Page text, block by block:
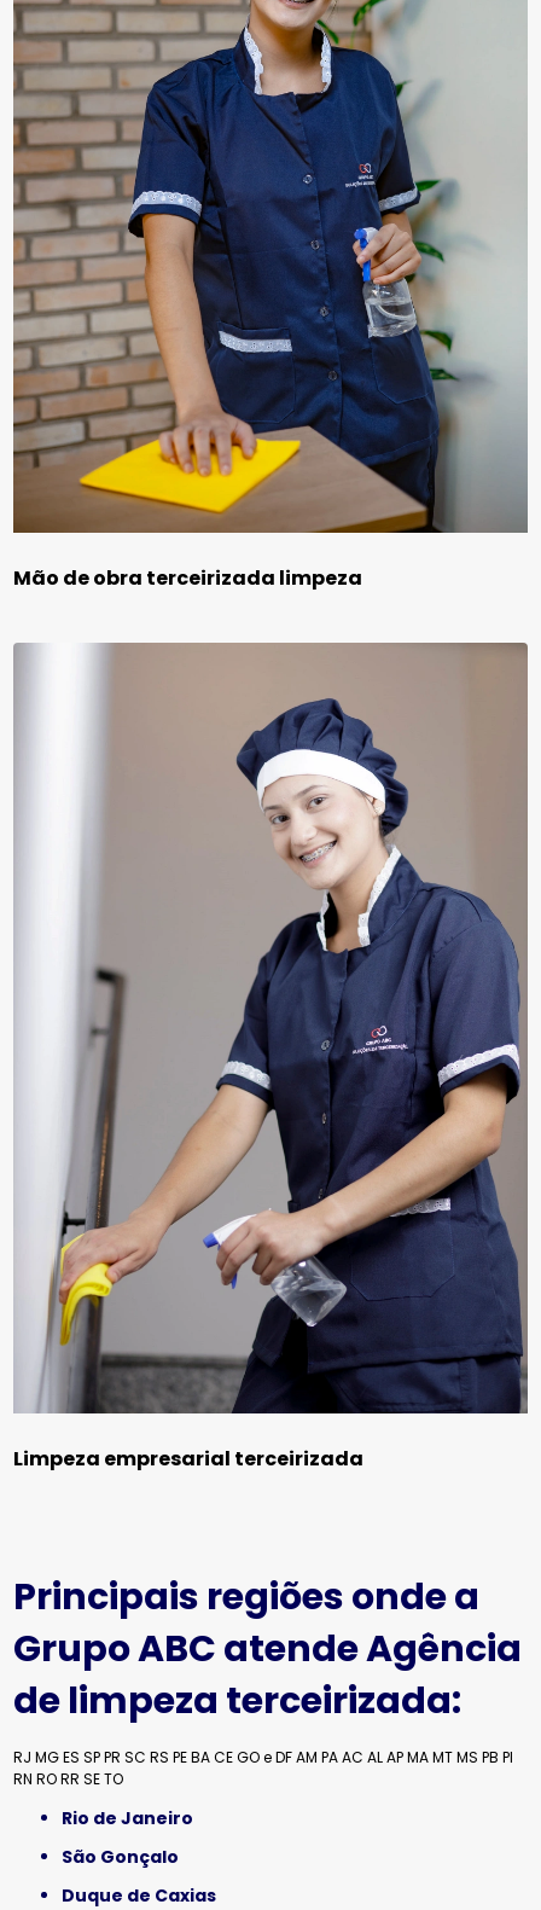
Mão de obra terceirizada limpeza
Limpeza empresarial terceirizada
Principais regiões onde a
Grupo ABC atende Agência
de limpeza terceirizada:
RJ MGES SPPR SC RS PEBACEGO e DFAM PAAC ALAPMAMTMS PB PI
RN RORR SETO
Rio de Janeiro
São Gonçalo
Duque de Caxias